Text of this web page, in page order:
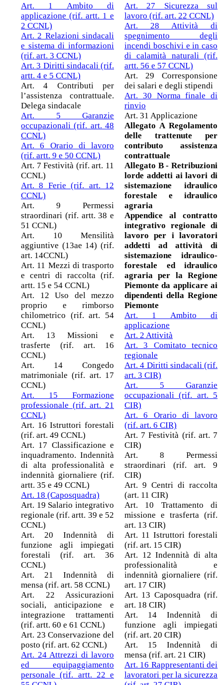
Art. 1 Ambito di
applicazione (rif. artt. 1 e
2 CCNL)
Art. 2 Relazioni sindacali
e sistema di informazioni
(rif. art. 3 CCNL)
Art. 3 Diritti sindacali (rif.
artt. 4 e 5 CCNL)
Art. 4 Contributi per
l’assistenza contrattuale.
Delega sindacale
Art. 5 Garanzie
occupazionali (rif. art. 48
CCNL)
Art. 6 Orario di lavoro
(rif. artt. 9 e 50 CCNL)
Art. 7 Festività (rif. art. 11
CCNL)
Art. 8 Ferie (rif. art. 12
CCNL)
Art. 9 Permessi
straordinari (rif. artt. 38 e
51 CCNL)
Art. 10 Mensilità
aggiuntive (13ae 14) (rif.
art. 14CCNL)
Art. 11 Mezzi di trasporto
e centri di raccolta (rif.
artt. 15 e 54 CCNL)
Art. 12 Uso del mezzo
proprio e rimborso
chilometrico (rif. art. 54
CCNL)
Art. 13 Missioni e
trasferte (rif. art. 16
CCNL)
Art. 14 Congedo
matrimoniale (rif. art. 17
CCNL)
Art. 15 Formazione
professionale (rif. art. 21
CCNL)
Art. 16 Istruttori forestali
(rif. art. 49 CCNL)
Art. 17 Classificazione e
inquadramento. Indennità
di alta professionalità e
indennità giornaliere (rif.
artt. 35 e 49 CCNL)
Art. 18 (Caposquadra)
Art. 19 Salario integrativo
regionale (rif. artt. 39 e 52
CCNL)
Art. 20 Indennità di
funzione agli impiegati
forestali (rif. art. 36
CCNL)
Art. 21 Indennità di
mensa (rif. art. 58 CCNL)
Art. 22 Assicurazioni
sociali, anticipazione e
integrazione trattamenti
(rif. artt. 60 e 61 CCNL)
Art. 23 Conservazione del
posto (rif. art. 62 CCNL)
Art. 24 Attrezzi di lavoro
ed equipaggiamento
personale (rif. artt. 22 e
Art. 27 Sicurezza sul
lavoro (rif. art. 22 CCNL)
Art. 28 Attività di
spegnimento degli
incendi boschivi e in caso
di calamità naturali (rif.
artt. 56 e 57 CCNL)
Art. 29 Corresponsione
dei salari e degli stipendi
Art. 30 Norma finale di
rinvio
Art. 31 Applicazione
Allegato A Regolamento
delle trattenute per
contributo assistenza
contrattuale
Allegato B - Retribuzioni
lorde addetti ai lavori di
sistemazione idraulico
forestale e idraulico
agraria
Appendice al contratto
integrativo regionale di
lavoro per i lavoratori
addetti ad attività di
sistemazione idraulico-
forestale ed idraulico
agraria per la Regione
Piemonte da applicare ai
dipendenti della Regione
Piemonte
Art. 1 Ambito di
applicazione
Art. 2 Attività
Art. 3 Comitato tecnico
regionale
Art. 4 Diritti sindacali (rif.
art. 3 CIR)
Art. 5 Garanzie
occupazionali (rif. art. 5
CIR)
Art. 6 Orario di lavoro
(rif. art. 6 CIR)
Art. 7 Festività (rif. art. 7
CIR)
Art. 8 Permessi
straordinari (rif. art. 9
CIR)
Art. 9 Centri di raccolta
(art. 11 CIR)
Art. 10 Trattamento di
missione e trasferta (rif.
art. 13 CIR)
Art. 11 Istruttori forestali
(rif. art. 15 CIR)
Art. 12 Indennità di alta
professionalità e
indennità giornaliere (rif.
art. 17 CIR)
Art. 13 Caposquadra (rif.
art. 18 CIR)
Art. 14 Indennità di
funzione agli impiegati
(rif. art. 20 CIR)
Art. 15 Indennità di
mensa (rif. art. 21 CIR)
Art. 16 Rappresentanti dei
lavoratori per la sicurezza